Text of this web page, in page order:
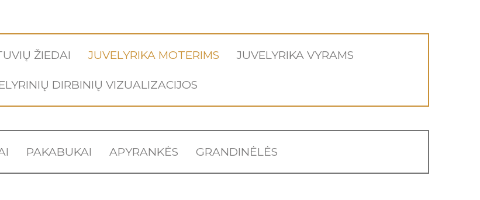
ŽIEDAI JUVELYRIKA MOTERIMS JUVELYRIKA VYRAMS
DIRBINIŲ VIZUALIZACIJOS
PAKABUKAI APYRANKĖS GRANDINĖLĖS